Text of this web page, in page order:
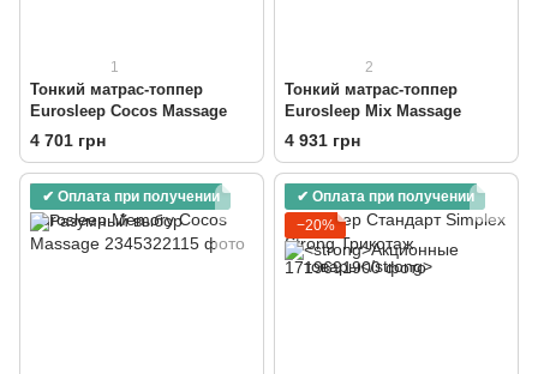
1
Тонкий матрас-топпер
Eurosleep Cocos Massage
4 701 грн
2
Тонкий матрас-топпер
Eurosleep Mix Massage
4 931 грн
✔ Оплата при получении
✔ Оплата при получении
−20%